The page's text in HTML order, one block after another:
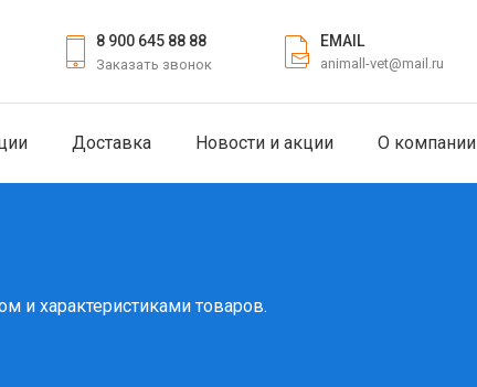
8 900 645 88 88
Заказать звонок
EMAIL
animall-vet@mail.ru
Доставка Новости и акции О компании
и характеристиками товаров.